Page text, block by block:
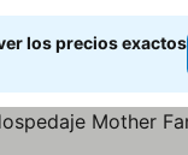
los precios exactos